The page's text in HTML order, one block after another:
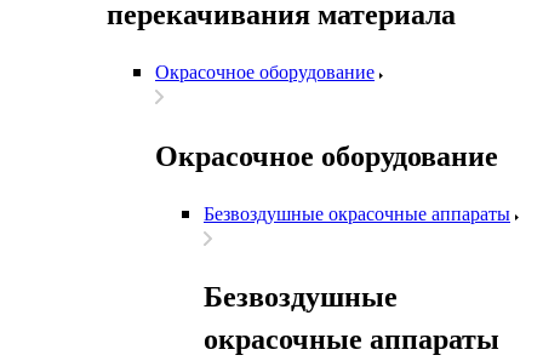
перекачивания материала
Окрасочное оборудование
Окрасочное оборудование
Безвоздушные окрасочные аппараты
Безвоздушные
окрасочные аппараты